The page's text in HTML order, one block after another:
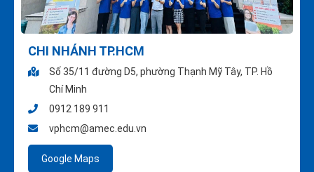
CHI NHÁNH TP.HCM
Số 35/11 đường D5, phường Thạnh Mỹ Tây, TP. Hồ
Chí Minh
0912 189 911
vphcm@amec.edu.vn
Google Maps